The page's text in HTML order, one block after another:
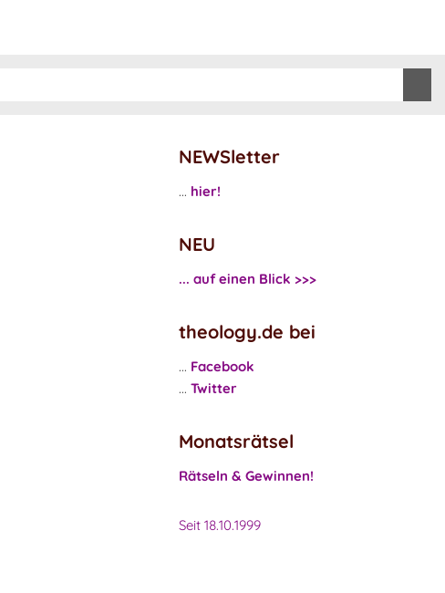
NEWSletter
... hier!
NEU
... auf einen Blick >>>
theology.de bei
... Facebook
... Twitter
Monatsrätsel
Rätseln & Gewinnen!
Seit 18.10.1999